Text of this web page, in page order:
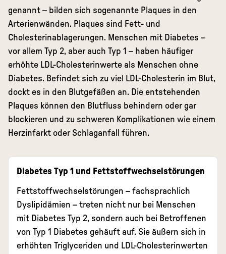
genannt – bilden sich sogenannte Plaques in den
Arterienwänden. Plaques sind Fett- und
Cholesterinablagerungen. Menschen mit Diabetes –
vor allem Typ 2, aber auch Typ 1 – haben häufiger
erhöhte LDL-Cholesterinwerte als Menschen ohne
Diabetes. Befindet sich zu viel LDL-Cholesterin im Blut,
dockt es in den Blutgefäßen an. Die entstehenden
Plaques können den Blutfluss behindern oder gar
blockieren und zu schweren Komplikationen wie einem
Herzinfarkt oder Schlaganfall führen.
Diabetes Typ 1 und Fettstoffwechselstörungen
Fettstoffwechselstörungen – fachsprachlich
Dyslipidämien – treten nicht nur bei Menschen
mit Diabetes Typ 2, sondern auch bei Betroffenen
von Typ 1 Diabetes gehäuft auf. Sie äußern sich in
erhöhten Triglyceriden und LDL-Cholesterinwerten